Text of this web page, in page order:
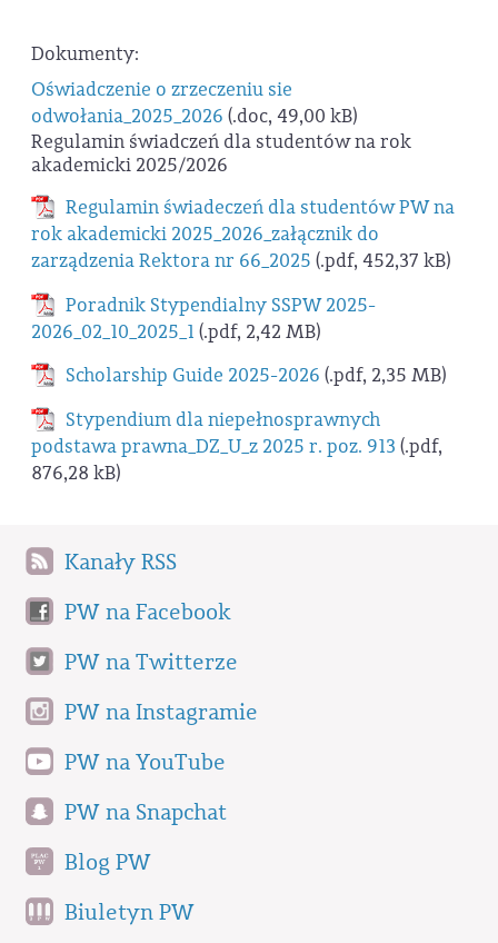
Dokumenty:
Oświadczenie o zrzeczeniu sie
odwołania_2025_2026 (.doc, 49,00 kB)
Regulamin świadczeń dla studentów na rok
akademicki 2025/2026
Regulamin świadeczeń dla studentów PW na
rok akademicki 2025_2026_załącznik do
zarządzenia Rektora nr 66_2025 (.pdf, 452,37 kB)
Poradnik Stypendialny SSPW 2025-
2026_02_10_2025_1 (.pdf, 2,42 MB)
Scholarship Guide 2025-2026 (.pdf, 2,35 MB)
Stypendium dla niepełnosprawnych
podstawa prawna_DZ_U_z 2025 r. poz. 913 (.pdf,
876,28 kB)
Kanały RSS
PW na Facebook
PW na Twitterze
PW na Instagramie
PW na YouTube
PW na Snapchat
Blog PW
Biuletyn PW